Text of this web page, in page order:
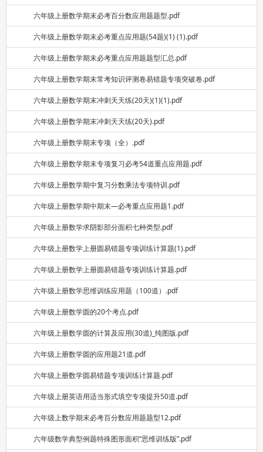
六年级上册数学期末必考百分数应用题题型.pdf
六年级上册数学期末必考重点应用题(54题)(1) (1).pdf
六年级上册数学期末必考重点应用题题型汇总.pdf
六年级上册数学期末常考知识评测卷易错题专项突破卷.pdf
六年级上册数学期末冲刺天天练(20天)(1)(1).pdf
六年级上册数学期末冲刺天天练(20天).pdf
六年级上册数学期末专项（全）.pdf
六年级上册数学期末专项复习必考54道重点应用题.pdf
六年级上册数学期中复习分数乘法专项特训.pdf
六年级上册数学期中期末—必考重点应用题1.pdf
六年级上册数学求阴影部分面积七种类型.pdf
六年级上册数学上册圆易错题专项训练计算题(1).pdf
六年级上册数学上册圆易错题专项训练计算题.pdf
六年级上册数学思维训练应用题（100道）.pdf
六年级上册数学圆的20个考点.pdf
六年级上册数学圆的计算及应用(30道)_纯图版.pdf
六年级上册数学圆的应用题21道.pdf
六年级上册数学圆易错题专项训练计算题.pdf
六年级上册英语用适当形式填空专项提升50道.pdf
六年级上数学期末必考百分数应用题题型12.pdf
六年级数学典型例题特殊图形面积“思维训练版”.pdf